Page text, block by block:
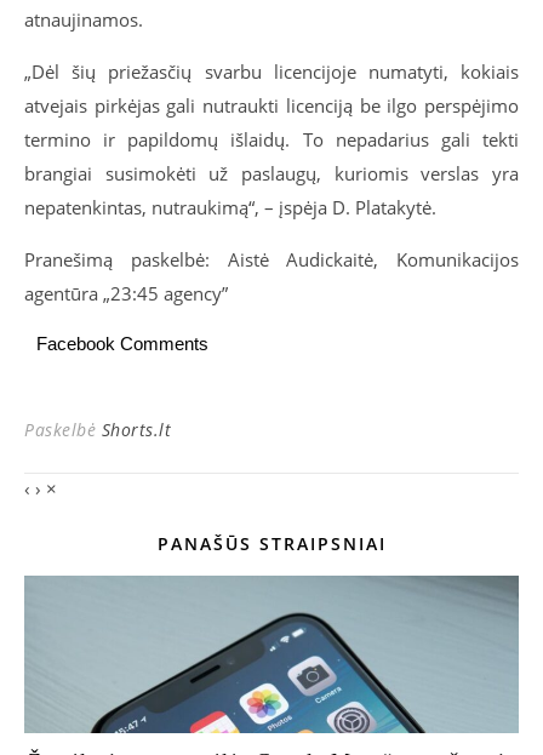
atnaujinamos.
„Dėl šių priežasčių svarbu licencijoje numatyti, kokiais
atvejais pirkėjas gali nutraukti licenciją be ilgo perspėjimo
termino ir papildomų išlaidų. To nepadarius gali tekti
brangiai susimokėti už paslaugų, kuriomis verslas yra
nepatenkintas, nutraukimą“, – įspėja D. Platakytė.
Pranešimą paskelbė: Aistė Audickaitė, Komunikacijos
agentūra „23:45 agency”
Facebook Comments
Paskelbė Shorts.lt
‹ › ×
PANAŠŪS STRAIPSNIAI